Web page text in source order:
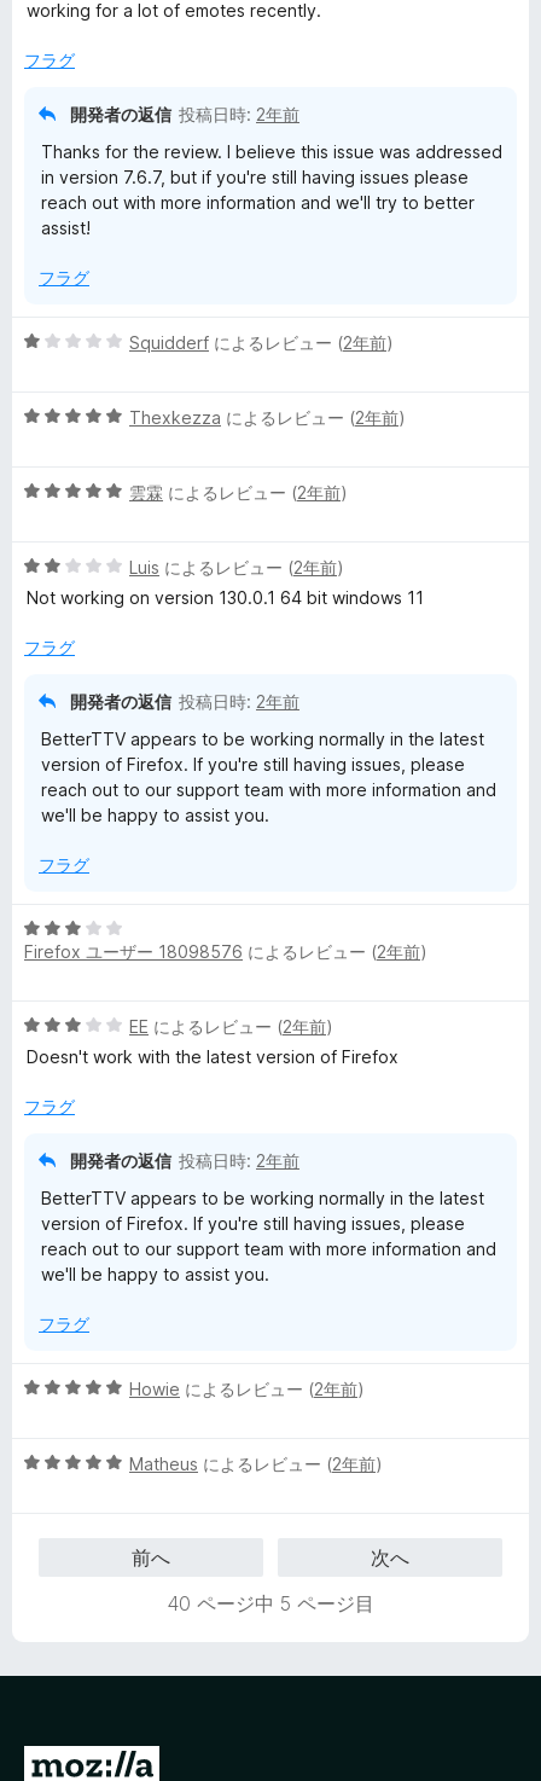
中
の
working for a lot of emotes recently.
フラグ
開発者の返信 投稿日時: 2年前
Thanks for the review. I believe this issue was addressed
in version 7.6.7, but if you're still having issues please
reach out with more information and we'll try to better
assist!
フラグ
5
中
評
Squidderf によるレビュー (2年前)
5
中
評
価
Thexkezza によるレビュー (2年前)
5
中
5
評
雲霖 によるレビュー (2年前)
5
段
中
Luis によるレビュー (2年前)
Not working on version 130.0.1 64 bit windows 11
フラグ
開発者の返信 投稿日時: 2年前
BetterTTV appears to be working normally in the latest
version of Firefox. If you're still having issues, please
reach out to our support team with more information and
we'll be happy to assist you.
フラグ
5
段
3
の
価
Firefox ユーザー 18098576 によるレビュー (2年前)
5
段
中
EE によるレビュー (2年前)
Doesn't work with the latest version of Firefox
フラグ
開発者の返信 投稿日時: 2年前
BetterTTV appears to be working normally in the latest
version of Firefox. If you're still having issues, please
reach out to our support team with more information and
we'll be happy to assist you.
フラグ
5
中
Howie によるレビュー (2年前)
5
Matheus によるレビュー (2年前)
前へ
次へ
40 ページ中 5 ページ目
M